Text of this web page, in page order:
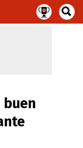
buen